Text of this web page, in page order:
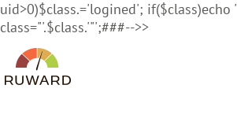
uid>0)$class.='logined'; if($class)echo '
class="'.$class.'"';###-->>